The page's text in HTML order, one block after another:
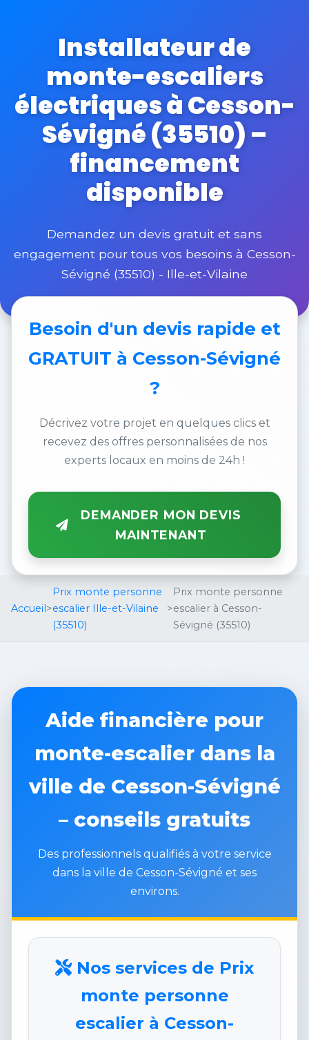
Installateur de
monte-escaliers
électriques à Cesson-
Sévigné (35510) –
financement
disponible
Demandez un devis gratuit et sans
engagement pour tous vos besoins à Cesson-
Sévigné (35510) - Ille-et-Vilaine
Besoin d'un devis rapide et
GRATUIT à Cesson-Sévigné
?
Décrivez votre projet en quelques clics et
recevez des offres personnalisées de nos
experts locaux en moins de 24h !
DEMANDER MON DEVIS
MAINTENANT
Accueil >
Prix monte personne
escalier Ille-et-Vilaine
(35510)
>
Prix monte personne
escalier à Cesson-
Sévigné (35510)
Aide financière pour
monte-escalier dans la
ville de Cesson-Sévigné
– conseils gratuits
Des professionnels qualifiés à votre service
dans la ville de Cesson-Sévigné et ses
environs.
Nos services de Prix
monte personne
escalier à Cesson-